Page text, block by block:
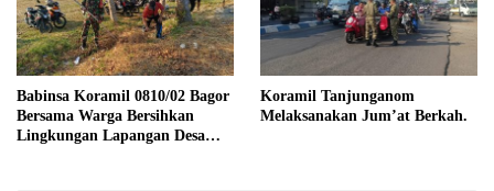
Babinsa Koramil 0810/02 Bagor
Bersama Warga Bersihkan
Lingkungan Lapangan Desa
Koramil Tanjunganom
Melaksanakan Jum’at Berkah.